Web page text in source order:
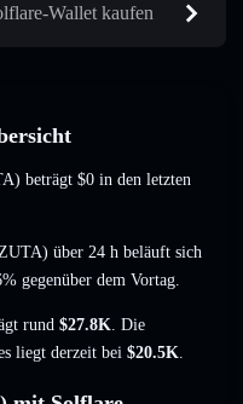
Wallet kaufen
beträgt $0 in den letzten
über 24 h beläuft sich
gegenüber dem Vortag.
rund $27.8K. Die
liegt derzeit bei $20.5K.